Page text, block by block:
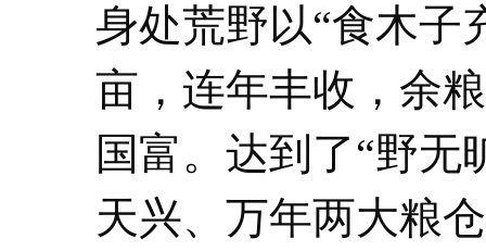
身处荒野以“食木子
亩，连年丰收，余
国富。达到了“野无
天兴、万年两大粮